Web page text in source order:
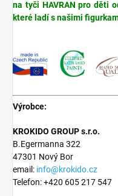
na tyči HAVRAN pro děti
které ladí s našimi
Výrobce:
KROKIDO GROUP s.r.o.
B.Egermanna 322
47301 Nový Bor
email: info@krokido.cz
Telefon: +420 605 217 547